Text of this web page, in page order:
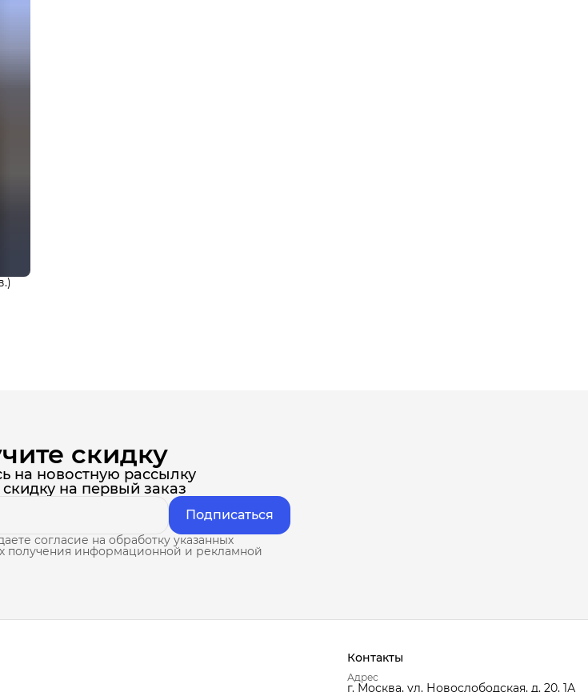
скидку
на новостную рассылку
на первый заказ
Подписаться
согласие на обработку указанных
получения информационной и рекламной
Контакты
Адрес
г. Москва, ул. Новослободская, д. 20, 1А